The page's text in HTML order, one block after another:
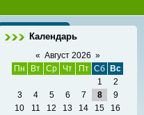
Календарь
« Август 2026 »
Пн
Вт Ср Чт Пт Сб
Вс
1
2
3
4 5 6 7 8
9
10
11 12 13 14 15
16